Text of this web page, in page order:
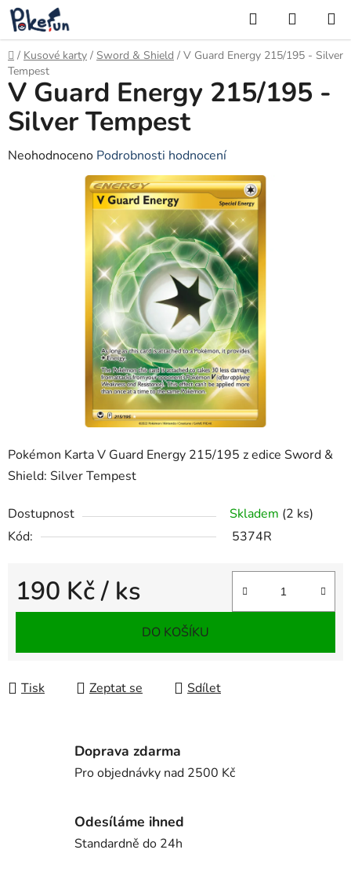
Přejít
na
obsah
Hledat
KOŠÍK
Domů
/ Kusové karty / Sword & Shield / V Guard Energy 215/195 - Silver
Tempest
Pokémon Karta V Guard Energy 215/195 z edice Sword &
Shield: Silver Tempest
Dostupnost Skladem (2 ks)
Kód:
5374R
190 Kč/ ks
Měrná cena:
DO KOŠÍKU
Tisk Zeptat se Sdílet
V Guard Energy 215/195 -
Silver Tempest
Průměrné
Neohodnoceno Podrobnosti hodnocení
Doprava zdarma
Pro objednávky nad 2500 Kč
Odesíláme ihned
Standardně do 24h